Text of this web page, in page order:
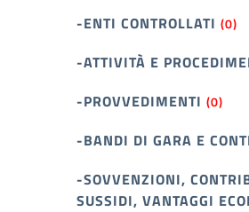
-ENTI CONTROLLATI (0)
-ATTIVITÀ E
-PROVVEDIMENTI (0)
-BANDI DI GARA E
-SOVVENZIONI,
SUSSIDI, VANTAGGI